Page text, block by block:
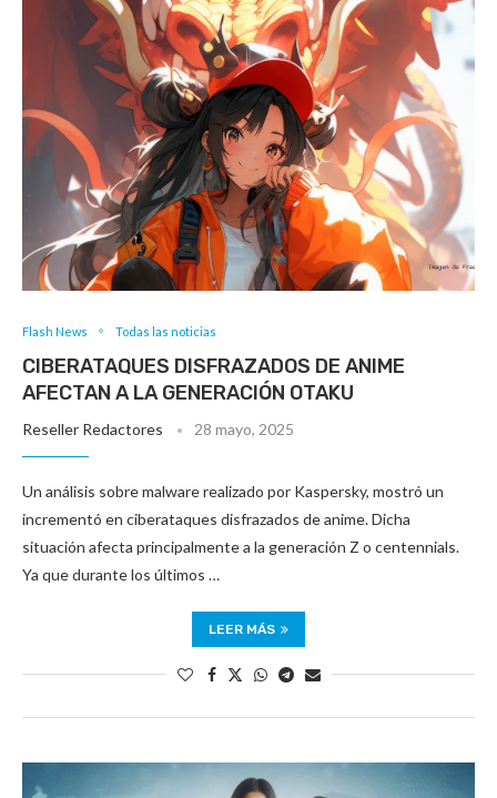
Flash News Todas las noticias
CIBERATAQUES DISFRAZADOS DE ANIME
AFECTAN A LA GENERACIÓN OTAKU
Reseller Redactores 28 mayo, 2025
Un análisis sobre malware realizado por Kaspersky, mostró un
incrementó en ciberataques disfrazados de anime. Dicha
situación afecta principalmente a la generación Z o centennials.
Ya que durante los últimos …
LEER MÁS